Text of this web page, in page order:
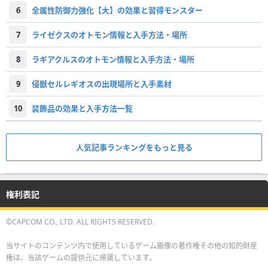
6 全属性防御力強化【大】の効果と習得モンスター
7 ライゼクスのオトモン情報と入手方法・場所
8 ラギアクルスのオトモン情報と入手方法・場所
9 侵獣セルレギオスの出現場所と入手素材
10 装飾品の効果と入手方法一覧
人気記事ランキングをもっと見る
権利表記
©CAPCOM CO., LTD. ALL RIGHTS RESERVED.
当サイトのコンテンツ内で使用しているゲーム画像の著作権その他の知的財産
権は、当該ゲームの提供元に帰属しています。